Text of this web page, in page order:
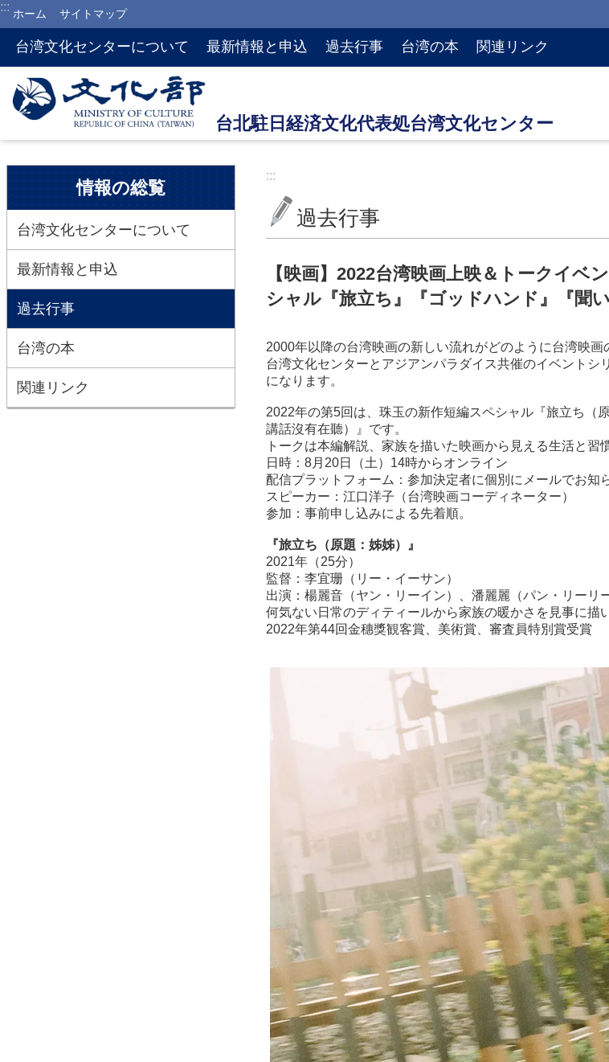
メインのコンテンツブロックにジャンプします
::: ホーム サイトマップ
台湾文化センターについて 最新情報と申込 過去行事 台湾の本 関連リンク
:::
情報の総覧
台湾文化センターについて
最新情報と申込
過去行事
台湾の本
関連リンク
:::
過去行事
【映画】2022台湾映画上映＆トークイ
シャル『旅立ち』『ゴッドハンド』『聞
2000年以降の台湾映画の新しい流れがどのように台湾映
台湾文化センターとアジアンパラダイス共催のイベント
になります。
2022年の第5回は、珠玉の新作短編スペシャル『旅立ち（
講話沒有在聽）』です。
トークは本編解説、家族を描いた映画から見える生活と習慣
日時：8月20日（土）14時からオンライン
配信プラットフォーム：参加決定者に個別にメールでお知
スピーカー：江口洋子（台湾映画コーディネーター）
参加：事前申し込みによる先着順。
『旅立ち（原題：姊姊）』
2021年（25分）
監督：李宜珊（リー・イーサン）
出演：楊麗音（ヤン・リーイン）、潘麗麗（パン・リーリ
何気ない日常のディティールから家族の暖かさを見事に描
2022年第44回金穗獎観客賞、美術賞、審査員特別賞受賞